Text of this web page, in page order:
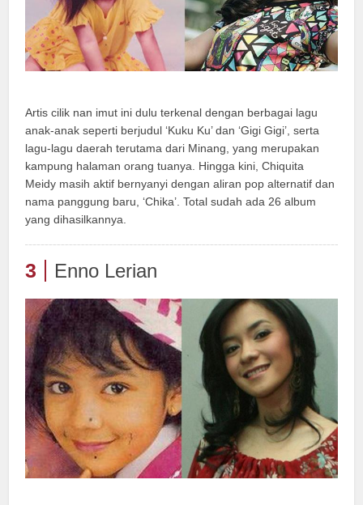
Artis cilik nan imut ini dulu terkenal dengan berbagai lagu
anak-anak seperti berjudul ‘Kuku Ku’ dan ‘Gigi Gigi’, serta
lagu-lagu daerah terutama dari Minang, yang merupakan
kampung halaman orang tuanya. Hingga kini, Chiquita
Meidy masih aktif bernyanyi dengan aliran pop alternatif dan
nama panggung baru, ‘Chika’. Total sudah ada 26 album
yang dihasilkannya.
3 Enno Lerian